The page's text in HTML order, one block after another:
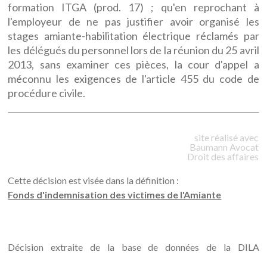
formation ITGA (prod. 17) ; qu'en reprochant à
l'employeur de ne pas justifier avoir organisé les
stages amiante-habilitation électrique réclamés par
les délégués du personnel lors de la réunion du 25 avril
2013, sans examiner ces pièces, la cour d'appel a
méconnu les exigences de l'article 455 du code de
procédure civile.
site réalisé avec
Baumann Avocat
Droit des affaires
Cette décision est visée dans la définition :
Fonds d'indemnisation des victimes de l'Amiante
Décision extraite de la base de données de la DILA